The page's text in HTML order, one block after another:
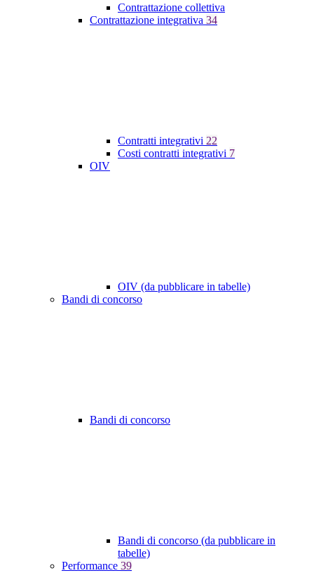
Contrattazione collettiva
Contrattazione integrativa 34
Contratti integrativi 22
Costi contratti integrativi 7
OIV
OIV (da pubblicare in tabelle)
Bandi di concorso
Bandi di concorso
Bandi di concorso (da pubblicare in
tabelle)
Performance 39